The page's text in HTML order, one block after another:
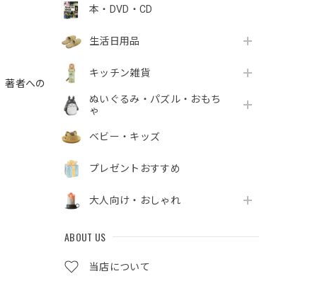
本・DVD・CD
生活日用品
キッチン雑貨
ぬいぐるみ・パズル・おもち
ゃ
ベビー・キッズ
プレゼントおすすめ
大人向け・おしゃれ
ABOUT US
当店について
著者への